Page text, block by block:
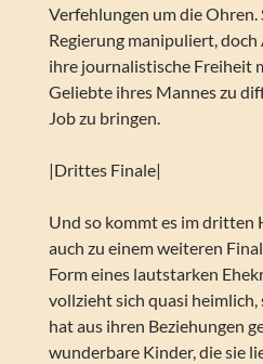
Verfehlungen um die Ohren.
Regierung manipuliert,
ihre journalistische Freiheit
Geliebte ihres Mannes zu
Job zu bringen.
|Drittes Finale|
Und so kommt es im dritten
auch zu einem weiteren
Form eines lautstarken
vollzieht sich quasi
hat aus ihren Beziehungen
wunderbare Kinder, die sie